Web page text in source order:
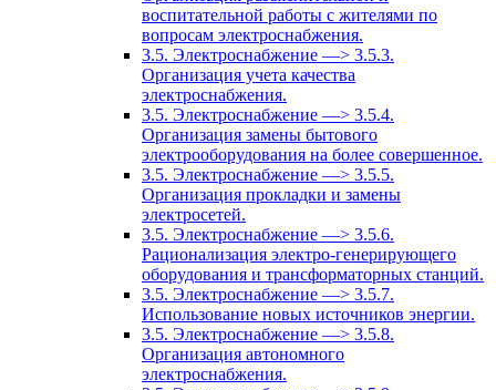
воспитательной работы с жителями по
вопросам электроснабжения.
3.5. Электроснабжение —> 3.5.3.
Организация учета качества
электроснабжения.
3.5. Электроснабжение —> 3.5.4.
Организация замены бытового
электрооборудования на более совершенное.
3.5. Электроснабжение —> 3.5.5.
Организация прокладки и замены
электросетей.
3.5. Электроснабжение —> 3.5.6.
Рационализация электро-генерирующего
оборудования и трансформаторных станций.
3.5. Электроснабжение —> 3.5.7.
Использование новых источников энергии.
3.5. Электроснабжение —> 3.5.8.
Организация автономного
электроснабжения.